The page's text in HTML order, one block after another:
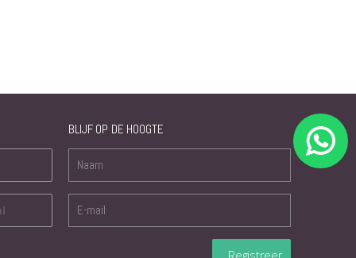
BLIJF OP DE HOOGTE
Registreer